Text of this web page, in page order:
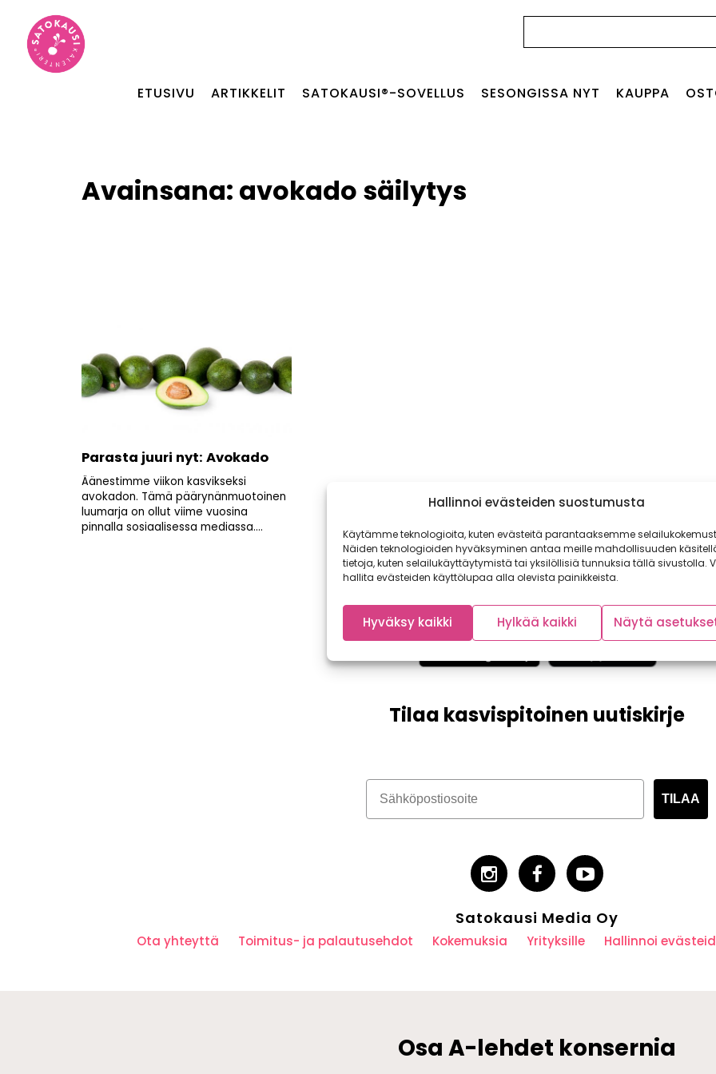
Hallinnoi evästeiden suostumusta
Käytämme teknologioita, kuten evästeitä parantaaksemme
Näiden teknologioiden hyväksyminen antaa meille mahdollisuuden
tietoja, kuten selailukäyttäytymistä tai yksilöllisiä tunnuksia tällä sivustolla.
hallita evästeiden käyttölupaa alla olevista painikkeista.
Hyväksy kaikki Hylkää kaikki Näytä
ETUSIVU ARTIKKELIT SATOKAUSI®-SOVELLUS SESONGISSA NYT KAUPPA
Avainsana: avokado säilytys
Parasta juuri nyt: Avokado
Äänestimme viikon kasvikseksi
avokadon. Tämä päärynänmuotoinen
luumarja on ollut viime vuosina
pinnalla sosiaalisessa mediassa....
Tilaa kasvispitoinen uutiskirje
TILAA
Satokausi Media Oy
Ota yhteyttä Toimitus- ja palautusehdot Kokemuksia Yrityksille Hallinnoi
Osa A-lehdet konsernia